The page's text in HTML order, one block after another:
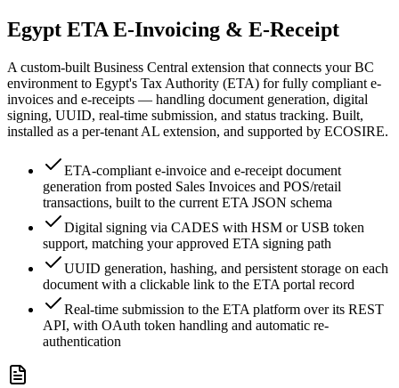
Egypt ETA E-Invoicing & E-Receipt
A custom-built Business Central extension that connects your BC
environment to Egypt's Tax Authority (ETA) for fully compliant e-
invoices and e-receipts — handling document generation, digital
signing, UUID, real-time submission, and status tracking. Built,
installed as a per-tenant AL extension, and supported by ECOSIRE.
ETA-compliant e-invoice and e-receipt document
generation from posted Sales Invoices and POS/retail
transactions, built to the current ETA JSON schema
Digital signing via CADES with HSM or USB token
support, matching your approved ETA signing path
UUID generation, hashing, and persistent storage on each
document with a clickable link to the ETA portal record
Real-time submission to the ETA platform over its REST
API, with OAuth token handling and automatic re-
authentication